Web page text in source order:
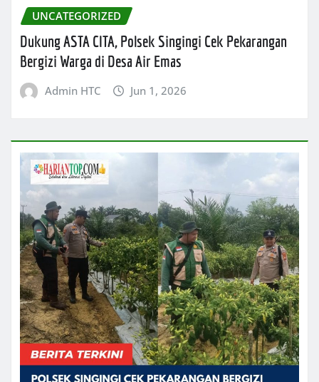
UNCATEGORIZED
Dukung ASTA CITA, Polsek Singingi Cek Pekarangan
Bergizi Warga di Desa Air Emas
Admin HTC Jun 1, 2026